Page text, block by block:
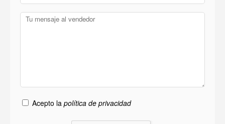
Acepto la política de privacidad